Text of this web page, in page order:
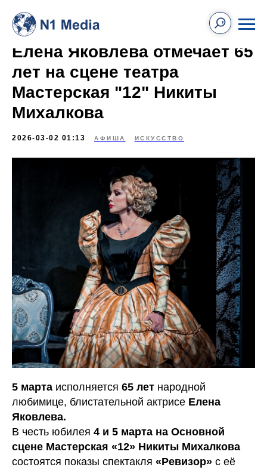
Елена Яковлева отмечает 65
лет на сцене театра
Мастерская "12" Никиты
Михалкова
2026-03-02 01:13 АФИША ИСКУССТВО
5 марта исполняется 65 лет народной
любимице, блистательной актрисе Елена
Яковлева.
В честь юбилея 4 и 5 марта на Основной
сцене Мастерская «12» Никиты Михалкова
состоятся показы спектакля «Ревизор» с её